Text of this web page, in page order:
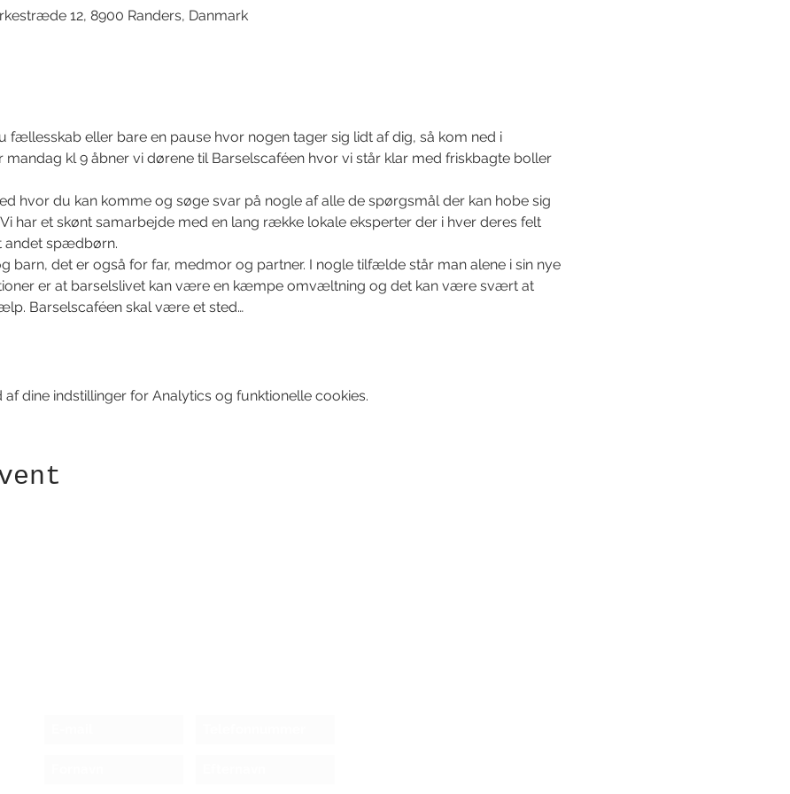
12, 8900 Randers, Danmark
fællesskab eller bare en pause hvor nogen tager sig lidt af dig, så kom ned i
mandag kl 9 åbner vi dørene til Barselscaféen hvor vi står klar med friskbagte boller
hvor du kan komme og søge svar på nogle af alle de spørgsmål der kan hobe sig
har et skønt samarbejde med en lang række lokale eksperter der i hver deres felt
andet spædbørn.
barn, det er også for far, medmor og partner. I nogle tilfælde står man alene i sin nye
er at barselslivet kan være en kæmpe omvæltning og det kan være svært at
Barselscaféen skal være et sted…
dine indstillinger for Analytics og funktionelle cookies.